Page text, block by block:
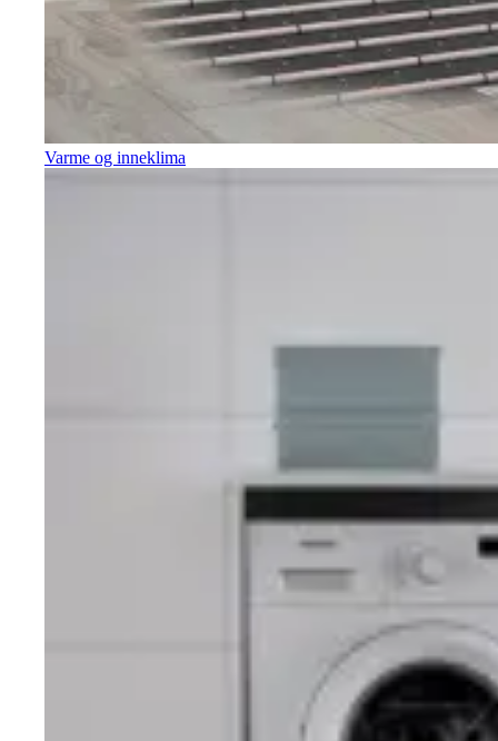
Varme og inneklima